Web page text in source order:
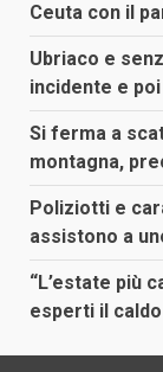
Ceuta con il
Ubriaco e
incidente e
Si ferma a
montagna,
Poliziotti e
assistono a
“L’estate più
esperti il